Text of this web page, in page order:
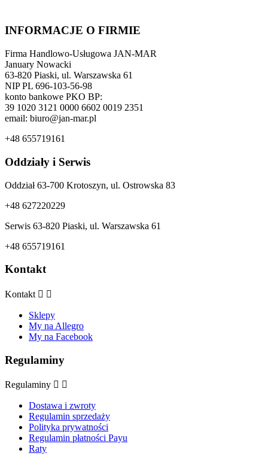
INFORMACJE O FIRMIE
Firma Handlowo-Usługowa JAN-MAR
January Nowacki
63-820 Piaski, ul. Warszawska 61
NIP PL 696-103-56-98
konto bankowe PKO BP:
39 1020 3121 0000 6602 0019 2351
email: biuro@jan-mar.pl
+48 655719161
Oddziały i Serwis
Oddział 63-700 Krotoszyn, ul. Ostrowska 83
+48 627220229
Serwis 63-820 Piaski, ul. Warszawska 61
+48 655719161
Kontakt
Kontakt  
Sklepy
My na Allegro
My na Facebook
Regulaminy
Regulaminy  
Dostawa i zwroty
Regulamin sprzedaży
Polityka prywatności
Regulamin płatności Payu
Raty